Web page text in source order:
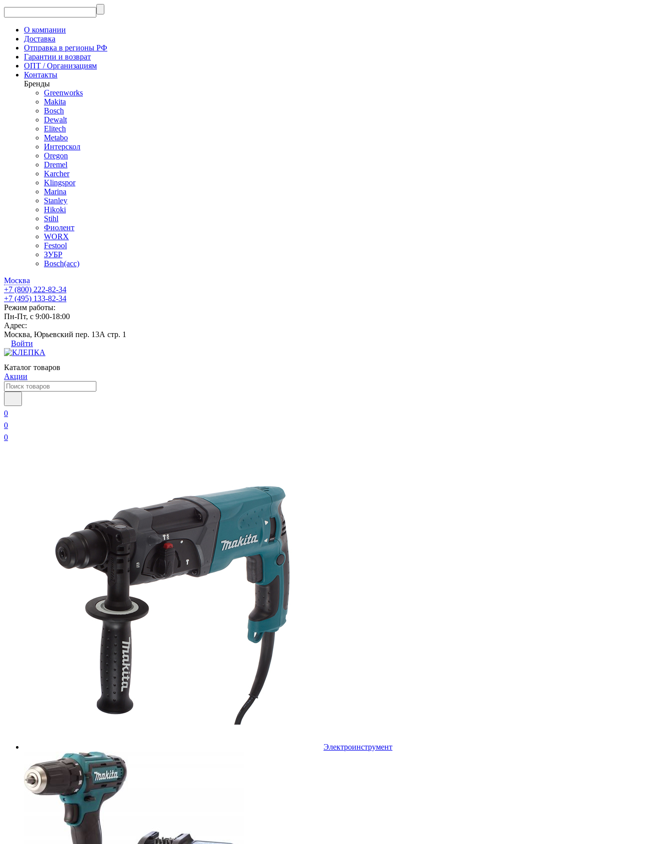
О компании
Доставка
Отправка в регионы РФ
Гарантии и возврат
ОПТ / Организациям
Контакты
Бренды
Greenworks
Makita
Bosch
Dewalt
Elitech
Metabo
Интерскол
Oregon
Dremel
Karcher
Klingspor
Marina
Stanley
Hikoki
Stihl
Фиолент
WORX
Festool
ЗУБР
Bosch(acc)
Москва
+7 (800) 222-82-34
+7 (495) 133-82-34
Режим работы:
Пн-Пт, с 9:00-18:00
Адрес:
Москва, Юрьевский пер. 13А стр. 1
Войти
Каталог товаров
Акции
0
0
0
Электроинструмент